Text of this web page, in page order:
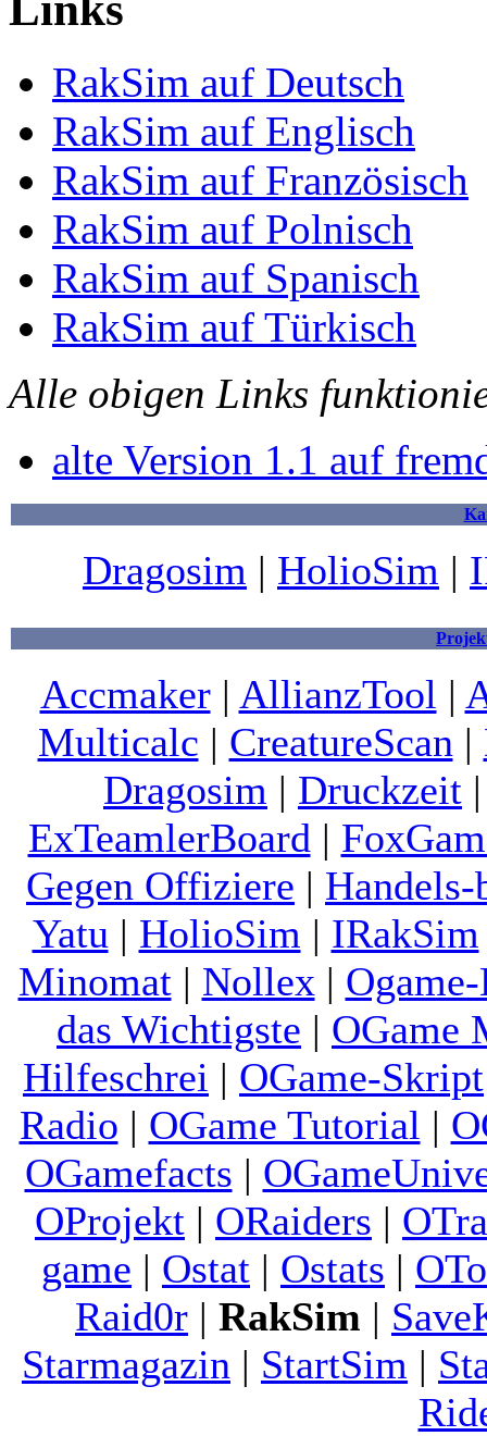
RakSim auf Deutsch
RakSim auf Englisch
RakSim auf Französisch
RakSim auf Polnisch
RakSim auf Spanisch
RakSim auf Türkisch
Alle obigen Links
alte Version 1.1 auf
Dragosim | HolioSim |
Accmaker| AllianzTool |
Multicalc | CreatureScan |
Dragosim | Druckzeit
ExTeamlerBoard |
Gegen Offiziere | Handels-
Yatu | HolioSim | IRakSim
Minomat| Nollex |
das Wichtigste | OGame
Hilfeschrei | OGame-Skript
Radio | OGame Tutorial |
OGamefacts |
OProjekt | ORaiders |
game | Ostat | Ostats |
Raid0r | RakSim |
Starmagazin | StartSim |